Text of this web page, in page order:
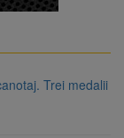
Trei medalii